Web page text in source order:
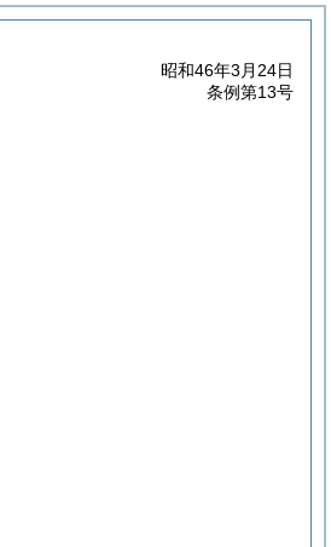
昭和46年3月24日
条例第13号